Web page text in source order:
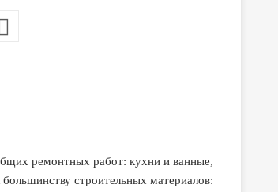
ремонтных работ: кухни и ванные,
строительных материалов: